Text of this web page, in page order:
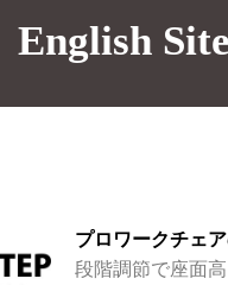
English Site
プロワークチェ
段階調節で座面